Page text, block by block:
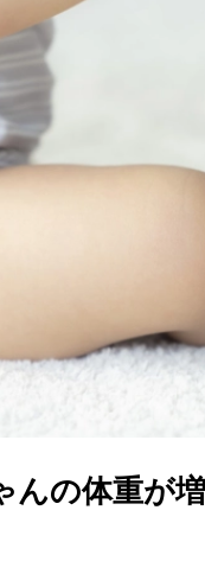
んの体重が